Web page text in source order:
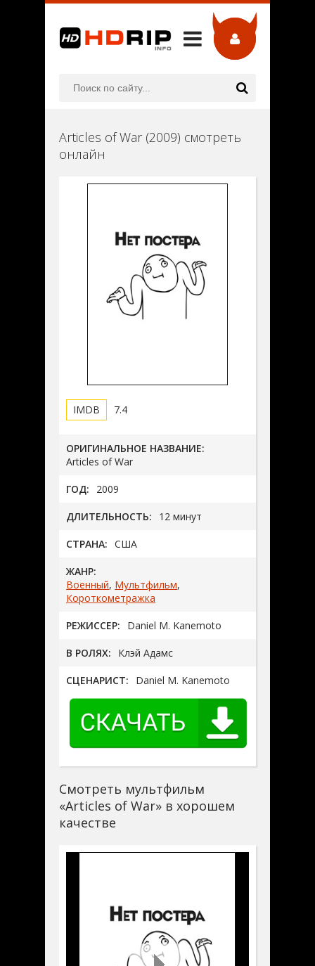
Articles of War (2009) смотреть
онлайн
7.4
ОРИГИНАЛЬНОЕ НАЗВАНИЕ:
Articles of War
ГОД: 2009
ДЛИТЕЛЬНОСТЬ: 12 минут
СТРАНА: США
ЖАНР:
Военный, Мультфильм,
Короткометражка
РЕЖИССЕР: Daniel M. Kanemoto
В РОЛЯХ: Клэй Адамс
СЦЕНАРИСТ: Daniel M. Kanemoto
Смотреть мультфильм
«Articles of War» в хорошем
качестве